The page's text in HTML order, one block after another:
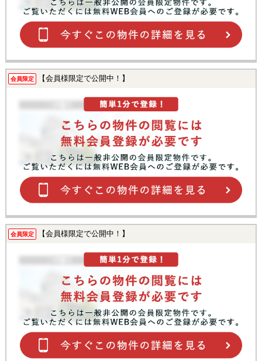
会員限定 【会員様限定で公開中！】
会員限定 【会員様限定で公開中！】